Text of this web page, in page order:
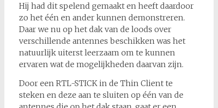
Hij had dit spelend gemaakt en heeft daardoor
zo het één en ander kunnen demonstreren.
Daar we nu op het dak van de loods over
verschillende antennes beschikken was het
natuurlijk uiterst leerzaam om te kunnen
ervaren wat de mogelijkheden daarvan zijn.
Door een RTL-STICK in de Thin Client te
steken en deze aan te sluiten op één van de